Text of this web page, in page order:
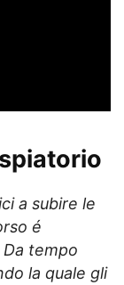
a subire le
é
tempo
la quale gli